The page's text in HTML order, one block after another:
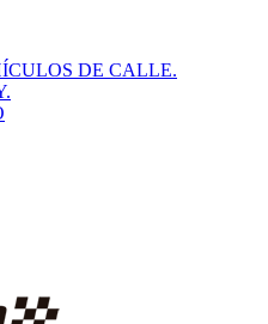
DE CALLE.